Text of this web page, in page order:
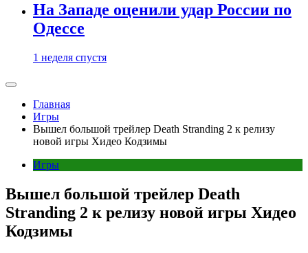
На Западе оценили удар России по
Одессе
1 неделя спустя
Главная
Игры
Вышел большой трейлер Death Stranding 2 к релизу
новой игры Хидео Кодзимы
Игры
Вышел большой трейлер Death
Stranding 2 к релизу новой игры Хидео
Кодзимы